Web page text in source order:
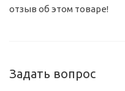
отзыв об этом товаре!
Задать вопрос